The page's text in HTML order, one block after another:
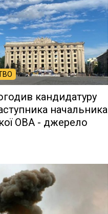
кандидатуру
начальника
ОВА - джерело